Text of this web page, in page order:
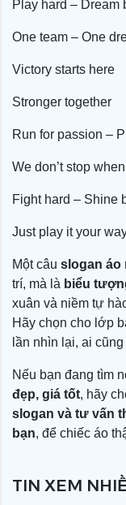
TIN XEM
Play hard – Dream
One team – One
Victory starts here
Stronger together
Run for passion –
We don’t stop
Fight hard – Shine
Just play it your
Một câu slogan áo
trí, mà là biểu
xuân và niềm tự
Hãy chọn cho lớp
lần nhìn lại, ai
Nếu bạn đang tìm
đẹp, giá tốt, hãy
slogan và tư vấn
bạn, để chiếc áo